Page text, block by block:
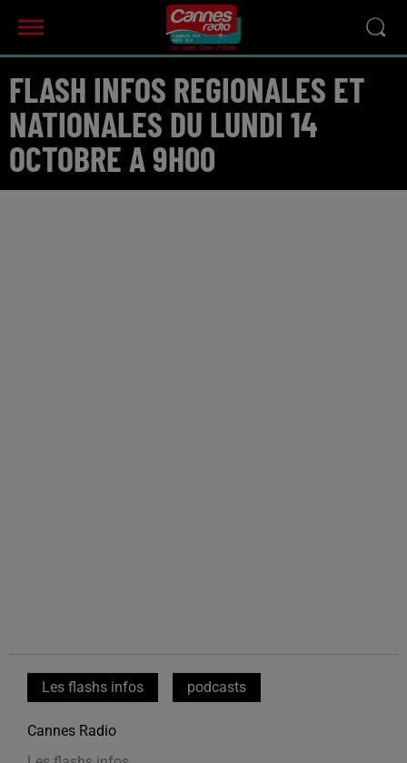
FLASH INFOS REGIONALES ET
NATIONALES DU LUNDI 14
OCTOBRE A 9H00
Les flashs infos podcasts
Cannes Radio